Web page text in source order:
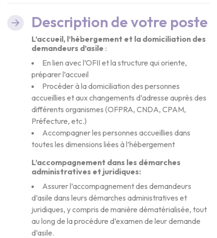
Description de votre poste
L’accueil, l’hébergement et la domiciliation des
demandeurs d’asile :
En lien avec l’OFII et la structure qui oriente,
préparer l’accueil
Procéder à la domiciliation des personnes
accueillies et aux changements d’adresse auprès des
différents organismes (OFPRA, CNDA, CPAM,
Préfecture, etc.)
Accompagner les personnes accueillies dans
toutes les dimensions liées à l’hébergement
L’accompagnement dans les démarches
administratives et juridiques:
Assurer l’accompagnement des demandeurs
d’asile dans leurs démarches administratives et
juridiques, y compris de manière dématérialisée, tout
au long de la procédure d’examen de leur demande
d’asile.